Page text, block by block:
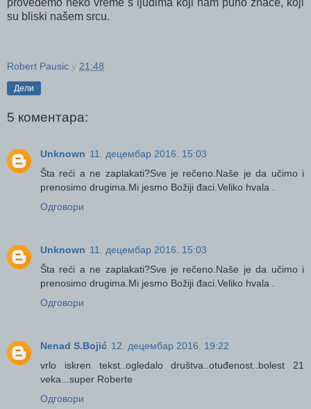
su bliski našem srcu.
Robert Pausic у 21:48
Дели
5 коментара:
Unknown 11. децембар 2016. 15:03
Šta reći a ne zaplakati?Sve je rečeno.Naše je da učimo i
prenosimo drugima.Mi jesmo Božiji đaci.Veliko hvala .
Одговори
Unknown 11. децембар 2016. 15:03
Šta reći a ne zaplakati?Sve je rečeno.Naše je da učimo i
prenosimo drugima.Mi jesmo Božiji đaci.Veliko hvala .
Одговори
Nenad S.Bojić 12. децембар 2016. 19:22
vrlo iskren tekst..ogledalo društva..otuđenost..bolest 21
veka...super Roberte
Одговори